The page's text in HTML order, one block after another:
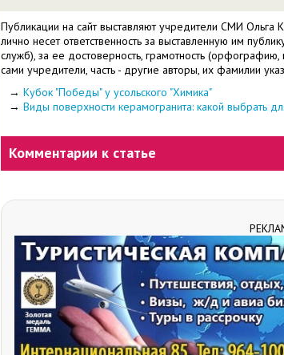
Публикации на сайт выставляют учредители СМИ Ольга
лично несет ответственность за выставленную им
служб), за ее достоверность, грамотность (орфографию,
сами учредители, часть - другие авторы, их фамилии
→ Кубок "Победы" у усольского "Химика"
→ Виды поверхности керамогранита: какой выбрать
Комментарии к статье